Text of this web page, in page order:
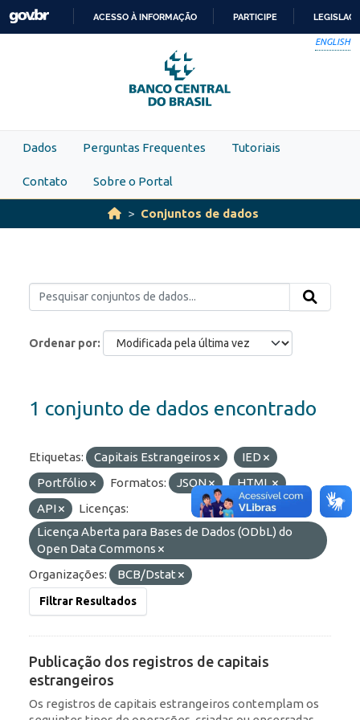
Skip to main content
PARA
O
CONTEÚDO
ACESSO À INFORMAÇÃO PARTICIPE
ENGLISH
Dados Perguntas Frequentes Tutoriais
Contato Sobre o Portal
Conjuntos de dados
Ordenar por
1 conjunto de dados encontrado
Etiquetas: Capitais Estrangeiros
IED
Portfólio
Formatos: JSON
HTML
API
Licenças:
Licença Aberta para Bases de Dados (ODbL) do
Open Data Commons
Organizações:
BCB/Dstat
Filtrar Resultados
Publicação dos registros de capitais
estrangeiros
Os registros de capitais estrangeiros contemplam os